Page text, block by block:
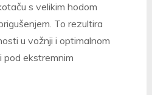
s velikim hodom
To rezultira
u vožnji i optimalnom
pod ekstremnim